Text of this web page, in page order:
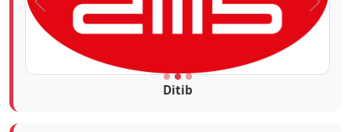
Ditib
Önceki